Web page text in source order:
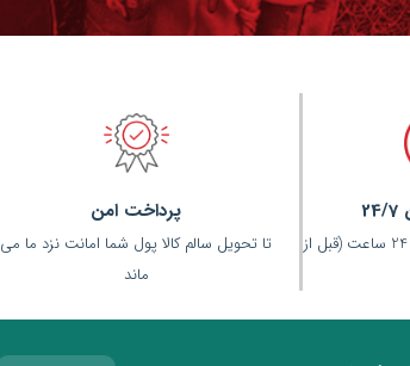
7
امکان مرجوعی سفارش تا 24 ساعت (قبل از
پرداخت امن
تا تحویل سالم کالا پول شما امانت نزد ما می
ماند